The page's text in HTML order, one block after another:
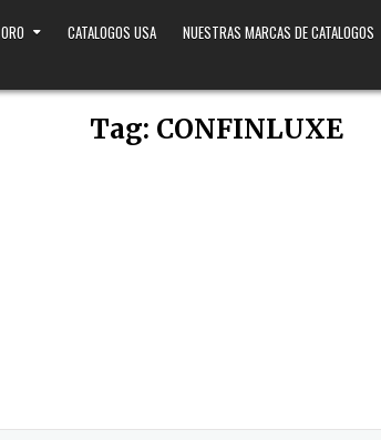
ORO CATALOGOS USA NUESTRAS MARCAS DE CATALOGOS
Tag: CONFINLUXE